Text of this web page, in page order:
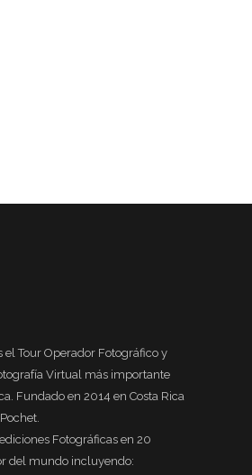
el Tour Operador Fotográfico y
Virtual más importante
Fundado en 2014 en Costa Rica
Fotográficas en 20
del mundo incluyendo: